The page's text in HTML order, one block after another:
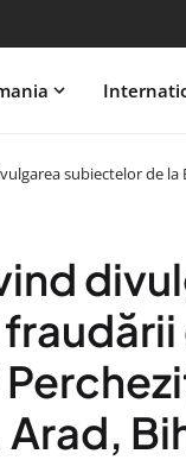
subiectelor de